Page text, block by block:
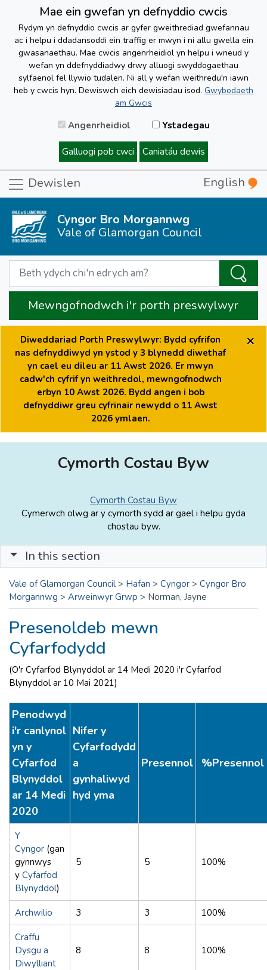
Mae ein gwefan yn defnyddio cwcis
Rydym yn defnyddio cwcis ar gyfer gweithrediad gwefannau
ac i helpu i ddadansoddi ein traffig er mwyn i ni allu gwella ein
gwasanaethau. Mae cwcis angenrheidiol yn helpu i wneud y
wefan yn ddefnyddiadwy drwy alluogi swyddogaethau
sylfaenol fel llywio tudalen. Ni all y wefan weithredu'n iawn
heb y cwcis hyn. Dewiswch eich dewisiadau isod. Gwybodaeth
am Gwcis
Angenrheidiol Ystadegau
Galluogi pob cwci Caniatáu dewis
Dewislen English
Cyngor Bro Morgannwg
Vale of Glamorgan Council
Mewngofnodwch i'r porth preswylwyr
Diweddariad Porth Preswylwyr: Bydd cyfrifon
nas defnyddiwyd yn ystod y 3 blynedd diwethaf
yn cael eu dileu ar 11 Awst 2026. Er mwyn
cadw'ch cyfrif yn weithredol, mewngofnodwch
erbyn 10 Awst 2026. Bydd angen i bob
defnyddiwr greu cyfrinair newydd o 11 Awst
2026 ymlaen.
×
Cymorth Costau Byw
Cymorth Costau Byw
Cymerwch olwg ar y cymorth sydd ar gael i helpu gyda
chostau byw.
In this section
Vale of Glamorgan Council > Hafan > Cyngor > Cyngor Bro
Morgannwg > Arweinwyr Grwp > Norman, Jayne
Presenoldeb mewn
Cyfarfodydd
(O'r Cyfarfod Blynyddol ar 14 Medi 2020 i'r Cyfarfod
Blynyddol ar 10 Mai 2021)
Penodwyd
i'r canlynol
yn y
Cyfarfod
Blynyddol
ar 14 Medi
2020
Nifer y
Cyfarfodydd
a
gynhaliwyd
hyd yma
Presennol %Presennol
Y
Cyngor (gan
gynnwys
y Cyfarfod
Blynyddol)
5 5 100%
Archwilio 3 3 100%
Craffu
Dysgu a
Diwylliant
8 8 100%